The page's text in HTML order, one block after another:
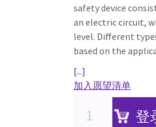
safety device
an electric circuit,
level. Different
based on the
[...]
加入愿望清单
登